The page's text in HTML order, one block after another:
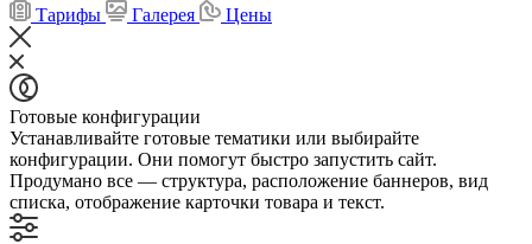
Тарифы
Галерея Цены
Готовые конфигурации
Устанавливайте готовые тематики или выбирайте
конфигурации. Они помогут быстро запустить сайт.
Продумано все — структура, расположение баннеров, вид
списка, отображение карточки товара и текст.